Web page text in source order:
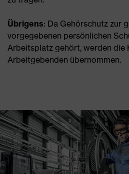
Übrigens: Da Gehörschutz zur
vorgegebenen persönlichen
Arbeitsplatz gehört, werden die
Arbeitgebenden übernommen.